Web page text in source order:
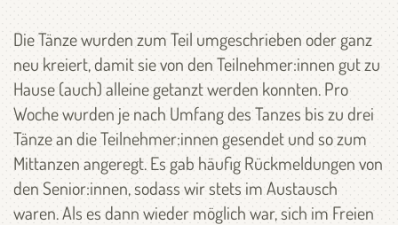
Die Tänze wurden zum Teil umgeschrieben oder ganz
neu kreiert, damit sie von den Teilnehmer:innen gut zu
Hause (auch) alleine getanzt werden konnten. Pro
Woche wurden je nach Umfang des Tanzes bis zu drei
Tänze an die Teilnehmer:innen gesendet und so zum
Mittanzen angeregt. Es gab häufig Rückmeldungen von
den Senior:innen, sodass wir stets im Austausch
waren. Als es dann wieder möglich war, sich im Freien